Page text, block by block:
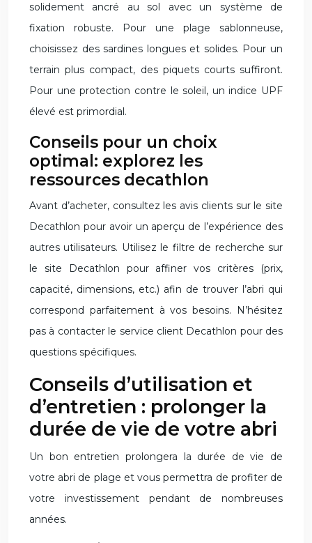
solidement ancré au sol avec un système de
fixation robuste. Pour une plage sablonneuse,
choisissez des sardines longues et solides. Pour un
terrain plus compact, des piquets courts suffiront.
Pour une protection contre le soleil, un indice UPF
élevé est primordial.
Conseils pour un choix
optimal: explorez les
ressources decathlon
Avant d’acheter, consultez les avis clients sur le site
Decathlon pour avoir un aperçu de l’expérience des
autres utilisateurs. Utilisez le filtre de recherche sur
le site Decathlon pour affiner vos critères (prix,
capacité, dimensions, etc.) afin de trouver l’abri qui
correspond parfaitement à vos besoins. N’hésitez
pas à contacter le service client Decathlon pour des
questions spécifiques.
Conseils d’utilisation et
d’entretien : prolonger la
durée de vie de votre abri
Un bon entretien prolongera la durée de vie de
votre abri de plage et vous permettra de profiter de
votre investissement pendant de nombreuses
années.